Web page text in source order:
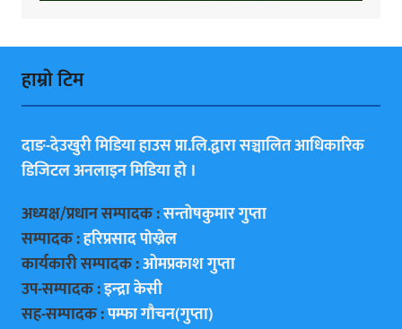
हाम्राे टिम
दाङ-देउखुरी मिडिया हाउस प्रा.लि.द्वारा सञ्चालित आधिकारिक
डिजिटल अनलाइन मिडिया हाे ।
अध्यक्ष/प्रधान सम्पादक :सन्ताेषकुमार गुप्ता
सम्पादक :हरिप्रसाद पाेख्रेल
कार्यकारी सम्पादक :ओमप्रकाश गुप्ता
उप-सम्पादक :इन्द्रा केसी
सह-सम्पादक :पम्फा गाैचन(गुप्ता)